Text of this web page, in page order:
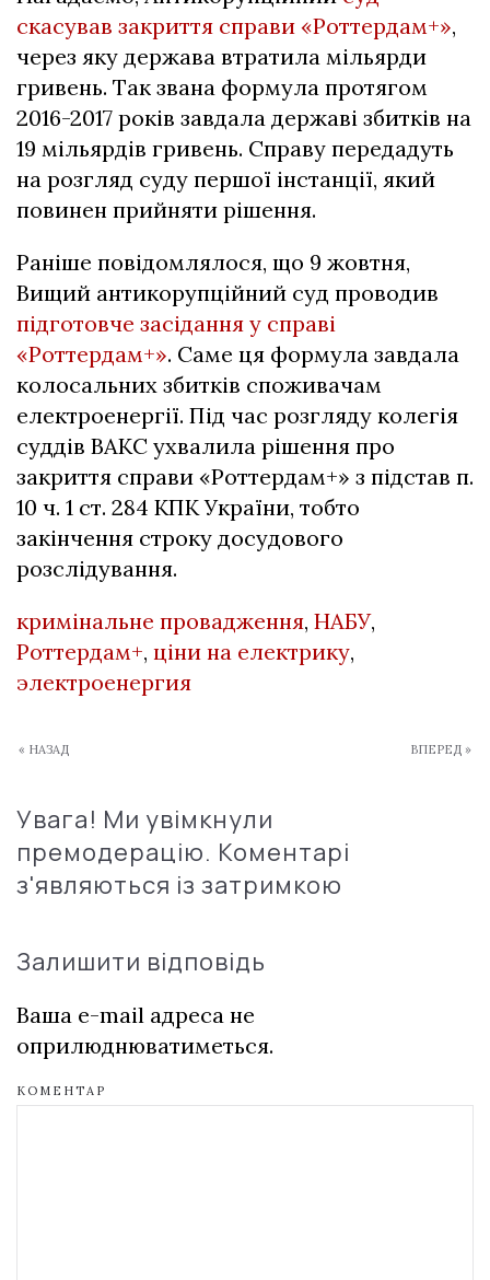
скасував закриття справи «Роттердам+»,
через яку держава втратила мільярди
гривень. Так звана формула протягом
2016-2017 років завдала державі збитків на
19 мільярдів гривень. Справу передадуть
на розгляд суду першої інстанції, який
повинен прийняти рішення.
Раніше повідомлялося, що 9 жовтня,
Вищий антикорупційний суд проводив
підготовче засідання у справі
«Роттердам+». Саме ця формула завдала
колосальних збитків споживачам
електроенергії. Під час розгляду колегія
суддів ВАКС ухвалила рішення про
закриття справи «Роттердам+» з підстав п.
10 ч. 1 ст. 284 КПК України, тобто
закінчення строку досудового
розслідування.
кримінальне провадження, НАБУ,
Роттердам+, ціни на електрику,
электроенергия
« НАЗАД ВПЕРЕД »
Увага! Ми увімкнули
премодерацію. Коментарі
з'являються із затримкою
Залишити відповідь
Ваша e-mail адреса не
оприлюднюватиметься.
КОМЕНТАР